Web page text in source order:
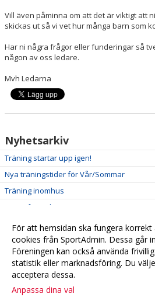
Vill även påminna om att det är viktigt att
skickas ut så vi vet hur många barn som
Har ni några frågor eller funderingar så
någon av oss ledare.
Mvh Ledarna
Nyhetsarkiv
Träning startar upp igen!
Nya träningstider för Vår/Sommar
Träning inomhus
Kort info om hösten!
Välkommen till Boll&Lek för barn födda 2017
För att hemsidan ska fungera korrekt
cookies från SportAdmin. Dessa går
Föreningen kan också använda
statistik eller marknadsföring. Du
acceptera dessa.
Anpassa dina val